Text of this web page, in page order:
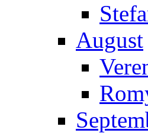
August